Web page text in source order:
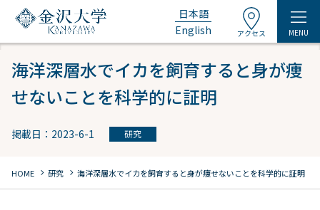
日本語
English
アクセス MENU
海洋深層水でイカを飼育すると身が痩
せないことを科学的に証明
掲載日：2023-6-1 研究
HOME chevron_right 研究 chevron_right 海洋深層水でイカを飼育すると身が痩せないことを科学的に証明